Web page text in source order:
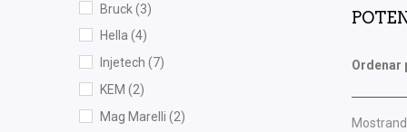
Bruck(3)
Hella (4)
Injetech (7)
KEM (2)
Mag Marelli (2)
Ordenar